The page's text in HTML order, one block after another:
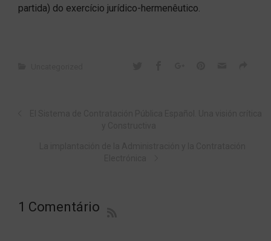
partida) do exercício jurídico-hermenêutico.
1 Comentário